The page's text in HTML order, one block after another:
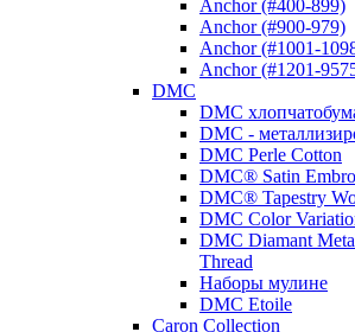
Anchor (#400-899)
Anchor (#900-979)
Anchor (#1001-
Anchor (#1201-
DMC
DMC
DMC -
DMC Perle Cotton
DMC® Satin
DMC® Tapestry
DMC Color
DMC Diamant
Thread
Наборы мулине
DMC Etoile
Caron Collection